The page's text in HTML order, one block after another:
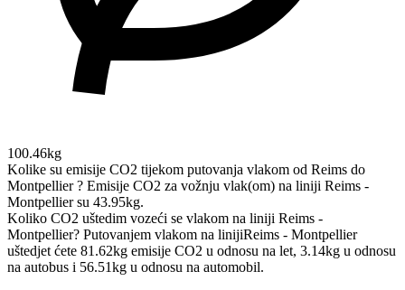
100.46kg
Kolike su emisije CO2 tijekom putovanja vlakom od Reims do
Montpellier ? Emisije CO2 za vožnju vlak(om) na liniji Reims -
Montpellier su 43.95kg.
Koliko CO2 uštedim vozeći se vlakom na liniji Reims -
Montpellier? Putovanjem vlakom na linijiReims - Montpellier
uštedjet ćete 81.62kg emisije CO2 u odnosu na let, 3.14kg u odnosu
na autobus i 56.51kg u odnosu na automobil.